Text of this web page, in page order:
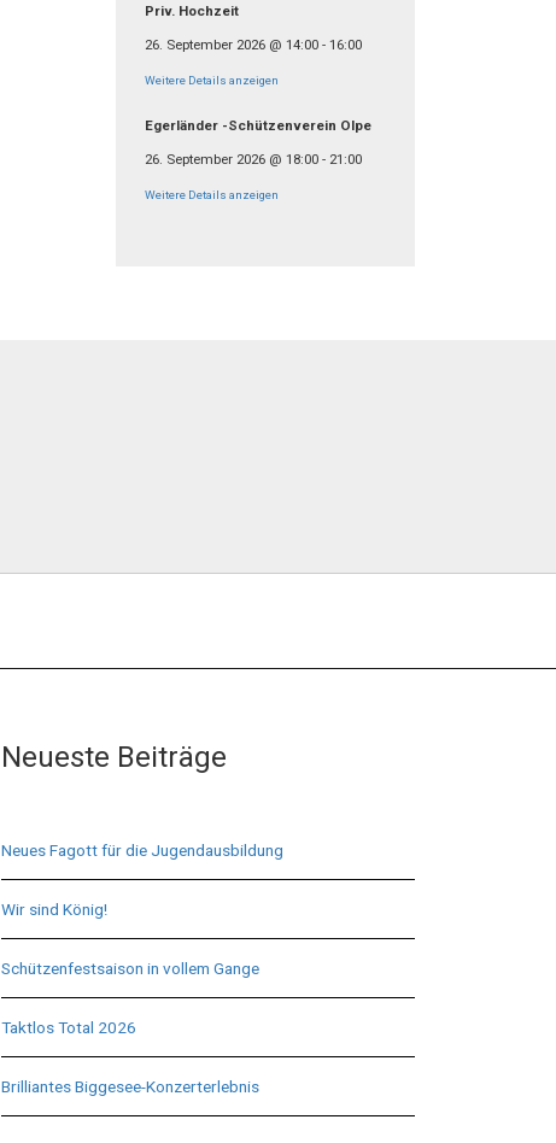
Priv. Hochzeit
26. September 2026 @14:00 -16:00
Weitere Details anzeigen
Egerländer -Schützenverein Olpe
26. September 2026 @18:00 - 21:00
Weitere Details anzeigen
Neueste Beiträge
Neues Fagott für die Jugendausbildung
Wir sind König!
Schützenfestsaison in vollem Gange
Taktlos Total 2026
Brilliantes Biggesee-Konzerterlebnis